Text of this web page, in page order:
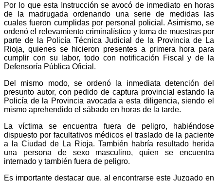
Por lo que esta Instrucción se avocó de inmediato en horas
de la madrugada ordenando una serie de medidas las
cuales fueron cumplidas por personal policial. Asimismo, se
ordenó el relevamiento criminalístico y toma de muestras por
parte de la Policía Técnica Judicial de la Provincia de La
Rioja, quienes se hicieron presentes a primera hora para
cumplir con su labor, todo con notificación Fiscal y de la
Defensoría Pública Oficial.
Del mismo modo, se ordenó la inmediata detención del
presunto autor, con pedido de captura provincial estando la
Policía de la Provincia avocada a esta diligencia, siendo el
mismo aprehendido el sábado en horas de la tarde.
La víctima se encuentra fuera de peligro, habiéndose
dispuesto por facultativos médicos el traslado de la paciente
a la Ciudad de La Rioja. También habría resultado herida
una persona de sexo masculino, quien se encuentra
internado y también fuera de peligro.
Es importante destacar que, al encontrarse este Juzgado en